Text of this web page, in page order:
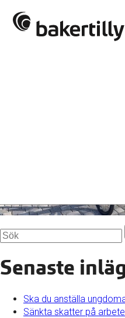
Cykeltur m
Senaste
Ska du anställa
Sänkta skatter på